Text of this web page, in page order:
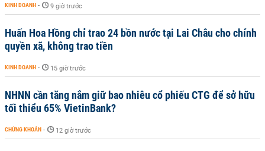
KINH DOANH - 9 giờ trước
Huấn Hoa Hồng chỉ trao 24 bồn nước tại Lai Châu cho chính
quyền xã, không trao tiền
KINH DOANH - 15 giờ trước
NHNN cần tăng nắm giữ bao nhiêu cổ phiếu CTG để sở hữu
tối thiểu 65% VietinBank?
CHỨNG KHOÁN - 12 giờ trước